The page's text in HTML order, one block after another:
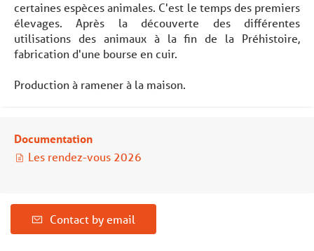
certaines espèces animales. C'est le temps des premiers
élevages. Après la découverte des différentes
utilisations des animaux à la fin de la Préhistoire,
fabrication d'une bourse en cuir.
Production à ramener à la maison.
Documentation
Les rendez-vous 2026
Contact by email